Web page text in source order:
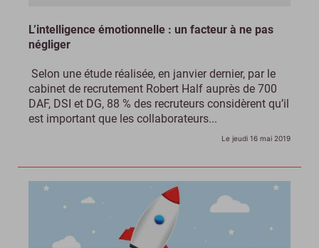
L’intelligence émotionnelle : un facteur à ne pas
négliger
Selon une étude réalisée, en janvier dernier, par le
cabinet de recrutement Robert Half auprès de 700
DAF, DSI et DG, 88 % des recruteurs considèrent qu’il
est important que les collaborateurs...
Le jeudi 16 mai 2019